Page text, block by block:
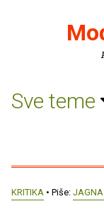
Sve teme
KRITIKA • Piše: JAGNA